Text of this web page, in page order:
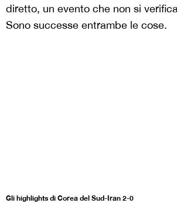
diretto, un evento che non si
Sono successe entrambe le cose.
Gli highlights di Corea del Sud-Iran 2-0